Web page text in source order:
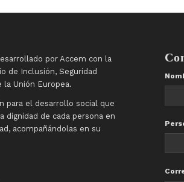
por Accem con la
de Inclusión, Seguridad
la Unión Europea.
para el desarrollo social que
dignidad de cada persona en
acompañándolas en su